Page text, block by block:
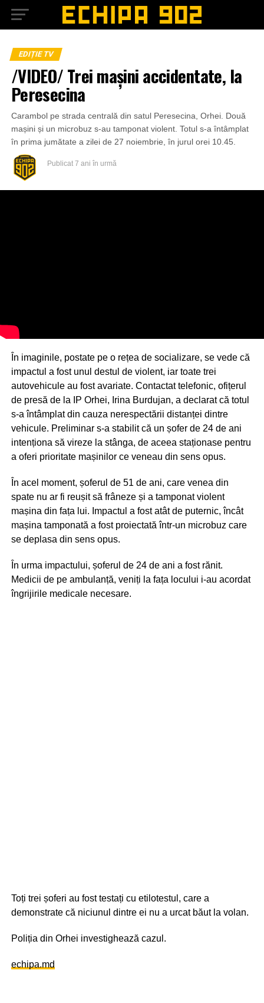
EDIȚIE TV
/VIDEO/ Trei mașini accidentate, la
Peresecina
Carambol pe strada centrală din satul Peresecina, Orhei. Două
mașini și un microbuz s-au tamponat violent. Totul s-a întâmplat
în prima jumătate a zilei de 27 noiembrie, în jurul orei 10.45.
Publicat 7 ani în urmă
În imaginile, postate pe o rețea de socializare, se vede că
impactul a fost unul destul de violent, iar toate trei
autovehicule au fost avariate. Contactat telefonic, ofițerul
de presă de la IP Orhei, Irina Burdujan, a declarat că totul
s-a întâmplat din cauza nerespectării distanței dintre
vehicule. Preliminar s-a stabilit că un șofer de 24 de ani
intenționa să vireze la stânga, de aceea staționase pentru
a oferi prioritate mașinilor ce veneau din sens opus.
În acel moment, șoferul de 51 de ani, care venea din
spate nu ar fi reușit să frâneze și a tamponat violent
mașina din fața lui. Impactul a fost atât de puternic, încât
mașina tamponată a fost proiectată într-un microbuz care
se deplasa din sens opus.
În urma impactului, șoferul de 24 de ani a fost rănit.
Medicii de pe ambulanță, veniți la fața locului i-au acordat
îngrijirile medicale necesare.
Toți trei șoferi au fost testați cu etilotestul, care a
demonstrate că niciunul dintre ei nu a urcat băut la volan.
Poliția din Orhei investighează cazul.
echipa.md